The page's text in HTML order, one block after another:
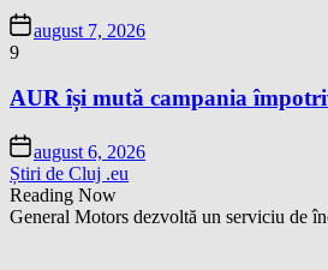
august 7, 2026
9
AUR își mută campania
august 6, 2026
Știri de Cluj .eu
Reading Now
General Motors dezvoltă un serviciu de